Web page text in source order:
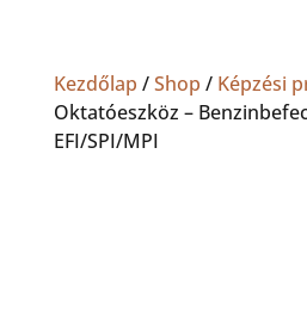
Kezdőlap /Shop / Képzési
Oktatóeszköz –
EFI/SPI/MPI